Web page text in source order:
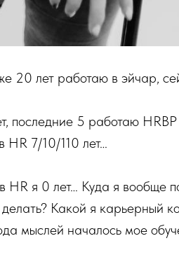
20 лет работаю в эйчар,
последние 5 работаю
7/10/110 лет…
я 0 лет… Куда я вообще
Какой я карьерный
мыслей началось мое